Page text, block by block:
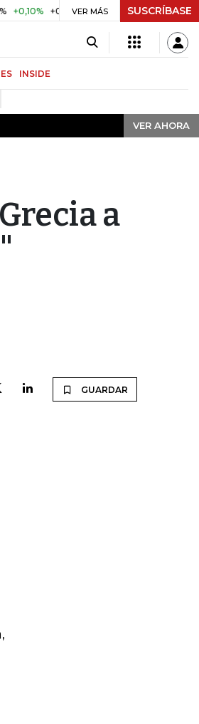
+0,98% UVR $ 416,91 +$ 0,05 +0,01%
VER MÁS SUSCRÍBASE
INSIDE
VER AHORA
VER AHORA
a
GUARDAR